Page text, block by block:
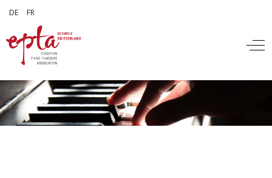
Sprache auswählen
DE FR
Off-